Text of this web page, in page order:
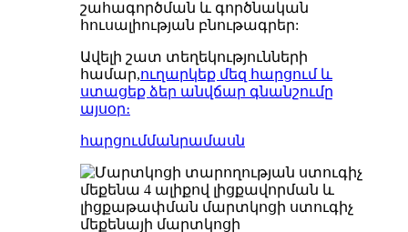
շահագործման և գործնական
հուսալիության բնութագրեր:
Ավելի շատ տեղեկությունների
համար,ուղարկեք մեզ հարցում և
ստացեք ձեր անվճար գնանշումը
այսօր։
հարցումմանրամասն